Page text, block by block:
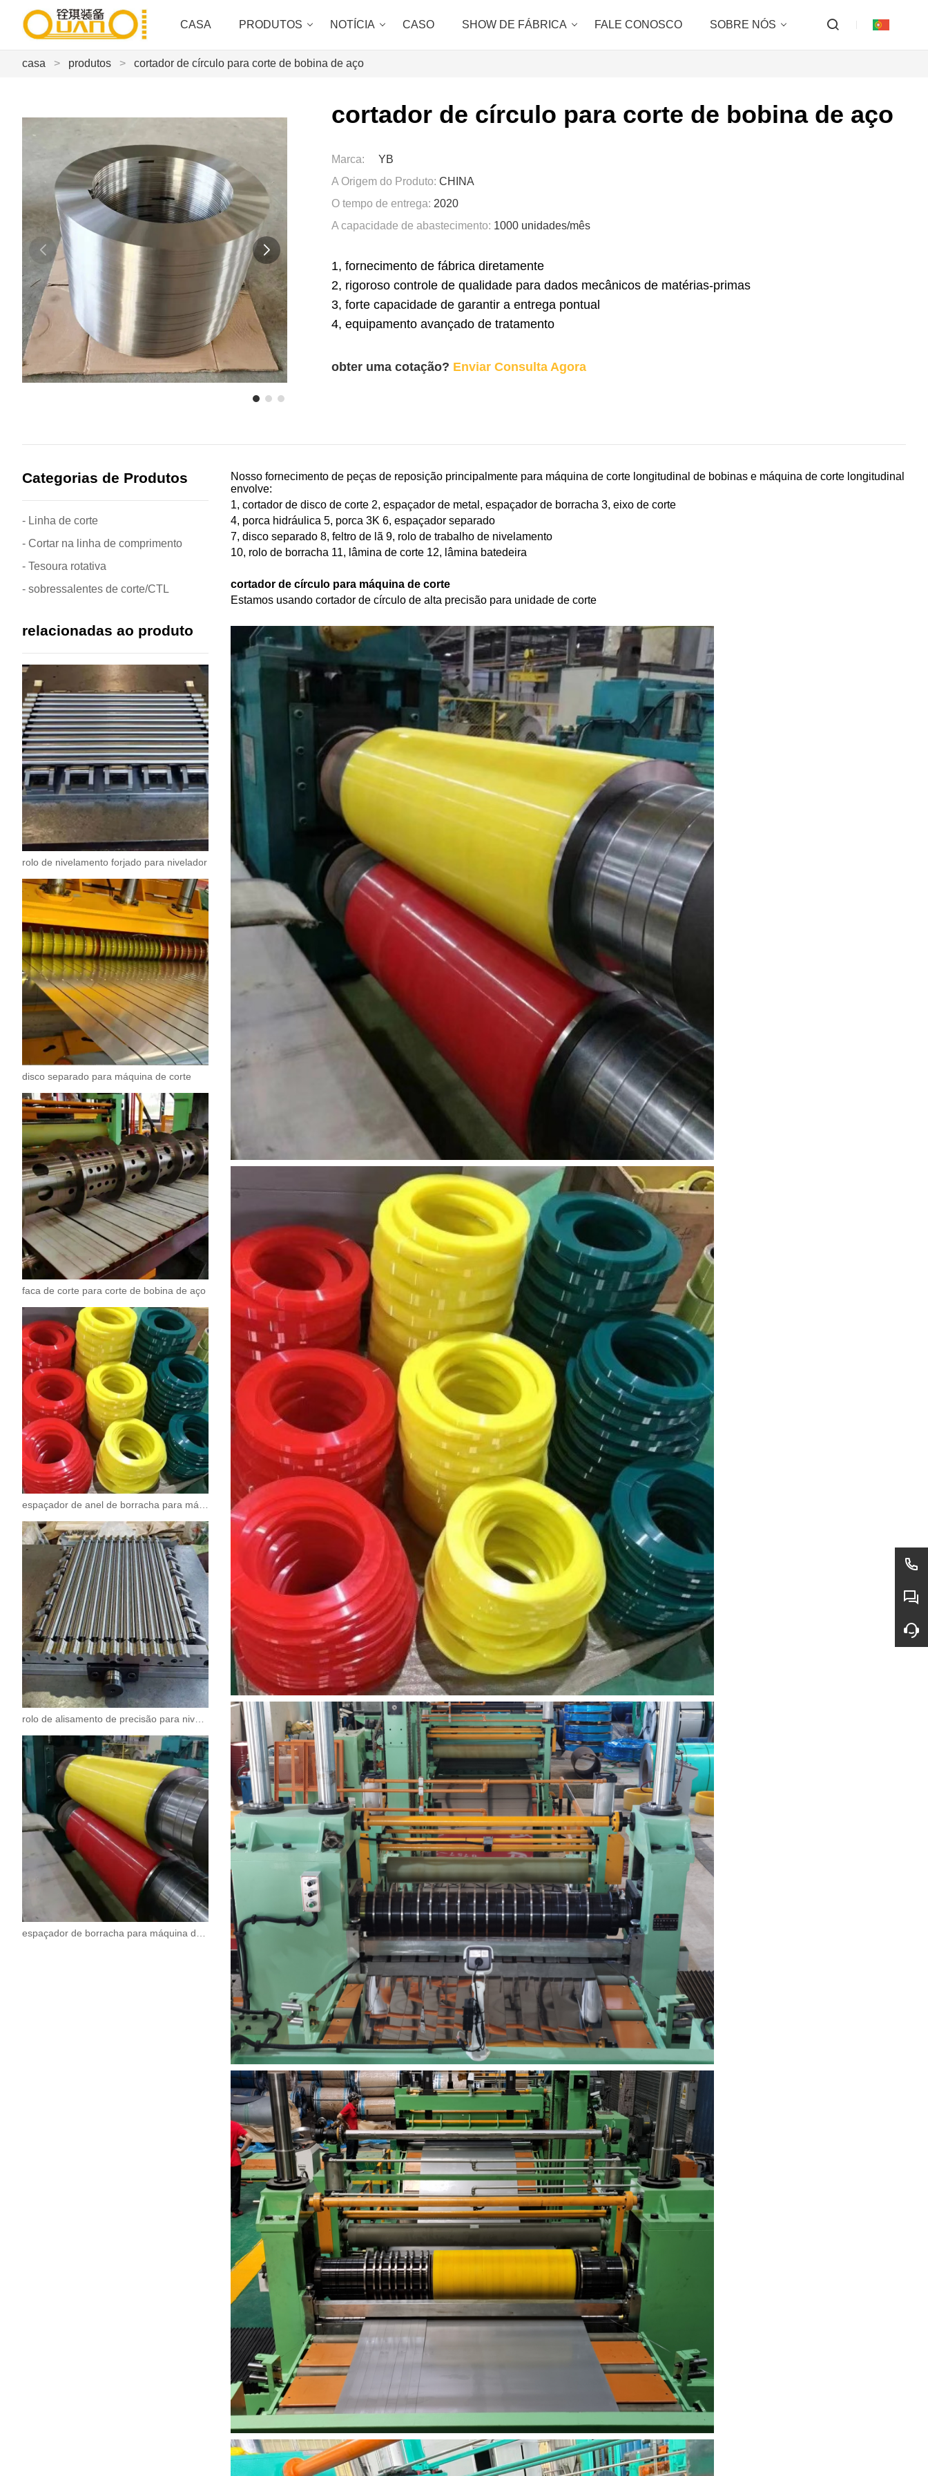
CASA PRODUTOS NOTÍCIA CASO SHOW DE FÁBRICA FALE CONOSCO SOBRE NÓS
casa > produtos > cortador de círculo para corte de bobina de aço
cortador de círculo para corte de bobina de aço
Marca:
YB
A Origem do Produto: CHINA
O tempo de entrega: 2020
A capacidade de abastecimento: 1000 unidades/mês
1, fornecimento de fábrica diretamente
2, rigoroso controle de qualidade para dados mecânicos de matérias-primas
3, forte capacidade de garantir a entrega pontual
4, equipamento avançado de tratamento
obter uma cotação? Enviar Consulta Agora
Categorias de Produtos
- Linha de corte
- Cortar na linha de comprimento
- Tesoura rotativa
- sobressalentes de corte/CTL
relacionadas ao produto
rolo de nivelamento forjado para nivelador
disco separado para máquina de corte
faca de corte para corte de bobina de aço
Nosso fornecimento de peças de reposição principalmente para máquina de corte longitudinal de bobinas e máquina de corte longitudinal
envolve:
1, cortador de disco de corte 2, espaçador de metal, espaçador de borracha 3, eixo de corte
4, porca hidráulica 5, porca 3K 6, espaçador separado
7, disco separado 8, feltro de lã 9, rolo de trabalho de nivelamento
10, rolo de borracha 11, lâmina de corte 12, lâmina batedeira
cortador de círculo para máquina de corte
Estamos usando cortador de círculo de alta precisão para unidade de corte